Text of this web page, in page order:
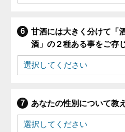
甘酒には大きく分けて「
酒」の２種ある事をご存
あなたの性別について教